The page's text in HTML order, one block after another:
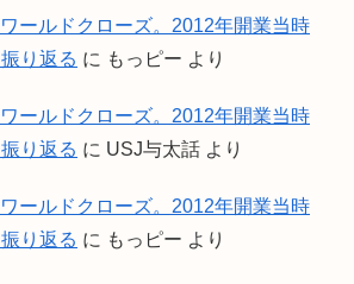
ールドクローズ。2012年開業当時
り返る に もっピー より
ールドクローズ。2012年開業当時
り返る に USJ与太話 より
ールドクローズ。2012年開業当時
り返る に もっピー より